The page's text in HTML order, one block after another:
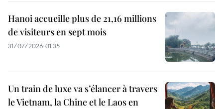
Hanoi accueille plus de 21,16 millions
de visiteurs en sept mois ​
31/07/2026 01:35
Un train de luxe va s’élancer à travers
le Vietnam, la Chine et le Laos en